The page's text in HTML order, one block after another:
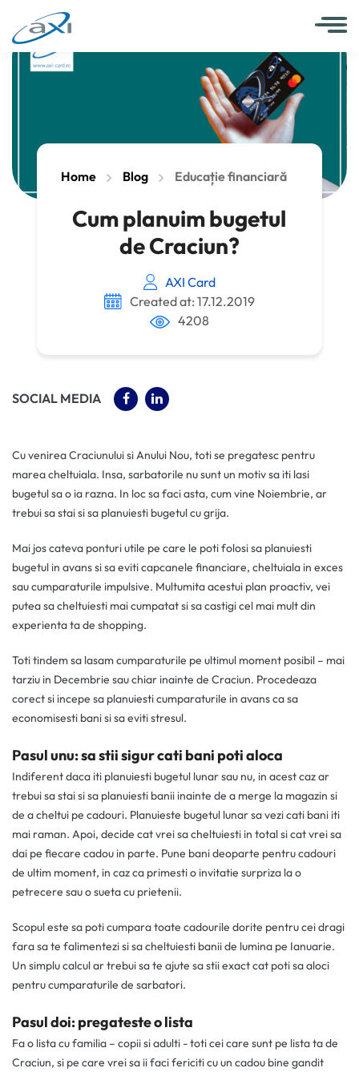
Home Blog Educație financiară
Cum planuim bugetul
de Craciun?
AXI Card
Created at: 17.12.2019
4208
SOCIAL MEDIA (OPENS IN A NEW TAB)
(OPENS IN A NEW TAB)
Cu venirea Craciunului si Anului Nou, toti se pregatesc pentru
marea cheltuiala. Insa, sarbatorile nu sunt un motiv sa iti lasi
bugetul sa o ia razna. In loc sa faci asta, cum vine Noiembrie, ar
trebui sa stai si sa planuiesti bugetul cu grija.
Mai jos cateva ponturi utile pe care le poti folosi sa planuiesti
bugetul in avans si sa eviti capcanele financiare, cheltuiala in exces
sau cumparaturile impulsive. Multumita acestui plan proactiv, vei
putea sa cheltuiesti mai cumpatat si sa castigi cel mai mult din
experienta ta de shopping.
Toti tindem sa lasam cumparaturile pe ultimul moment posibil – mai
tarziu in Decembrie sau chiar inainte de Craciun. Procedeaza
corect si incepe sa planuiesti cumparaturile in avans ca sa
economisesti bani si sa eviti stresul.
Pasul unu: sa stii sigur cati bani poti aloca
Indiferent daca iti planuiesti bugetul lunar sau nu, in acest caz ar
trebui sa stai si sa planuiesti banii inainte de a merge la magazin si
de a cheltui pe cadouri. Planuieste bugetul lunar sa vezi cati bani iti
mai raman. Apoi, decide cat vrei sa cheltuiesti in total si cat vrei sa
dai pe fiecare cadou in parte. Pune bani deoparte pentru cadouri
de ultim moment, in caz ca primesti o invitatie surpriza la o
petrecere sau o sueta cu prietenii.
Scopul este sa poti cumpara toate cadourile dorite pentru cei dragi
fara sa te falimentezi si sa cheltuiesti banii de lumina pe Ianuarie.
Un simplu calcul ar trebui sa te ajute sa stii exact cat poti sa aloci
pentru cumparaturile de sarbatori.
Pasul doi: pregateste o lista
Fa o lista cu familia – copii si adulti - toti cei care sunt pe lista ta de
Craciun, si pe care vrei sa ii faci fericiti cu un cadou bine gandit